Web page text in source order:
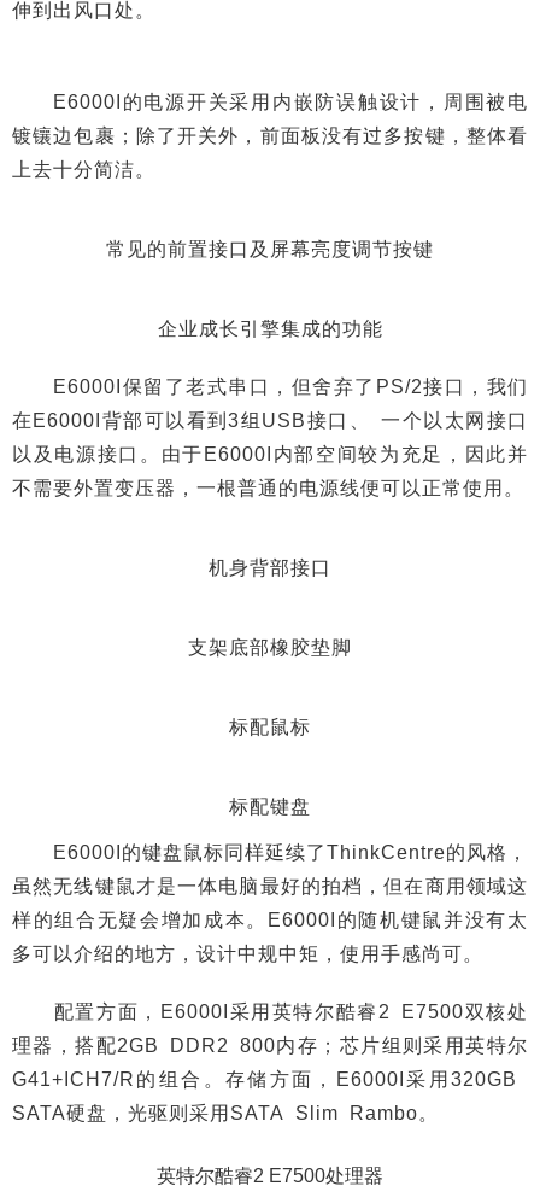
伸到出风口处。
E6000I的电源开关采用内嵌防误触设计，周围被电
镀镶边包裹；除了开关外，前面板没有过多按键，整体看
上去十分简洁。
常见的前置接口及屏幕亮度调节按键
企业成长引擎集成的功能
E6000I保留了老式串口，但舍弃了PS/2接口，我们
在E6000I背部可以看到3组USB接口、 一个以太网接口
以及电源接口。由于E6000I内部空间较为充足，因此并
不需要外置变压器，一根普通的电源线便可以正常使用。
机身背部接口
支架底部橡胶垫脚
标配鼠标
标配键盘
E6000I的键盘鼠标同样延续了ThinkCentre的风格，
虽然无线键鼠才是一体电脑最好的拍档，但在商用领域这
样的组合无疑会增加成本。E6000I的随机键鼠并没有太
多可以介绍的地方，设计中规中矩，使用手感尚可。
配置方面，E6000I采用英特尔酷睿2 E7500双核处
理器，搭配2GB DDR2 800内存；芯片组则采用英特尔
G41+ICH7/R的组合。存储方面，E6000I采用320GB
SATA硬盘，光驱则采用SATA Slim Rambo。
英特尔酷睿2 E7500处理器